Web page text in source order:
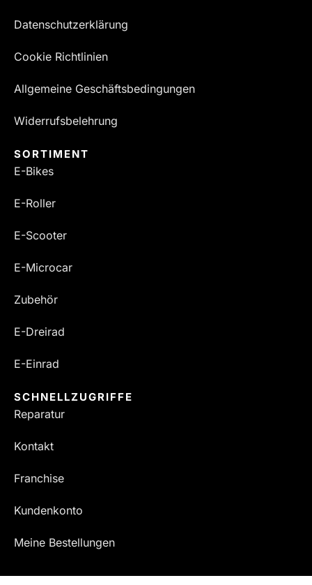
Datenschutzerklärung
Cookie Richtlinien
Allgemeine Geschäftsbedingungen
Widerrufsbelehrung
SORTIMENT
E-Bikes
E-Roller
E-Scooter
E-Microcar
Zubehör
E-Dreirad
E-Einrad
SCHNELLZUGRIFFE
Reparatur
Kontakt
Franchise
Kundenkonto
Meine Bestellungen